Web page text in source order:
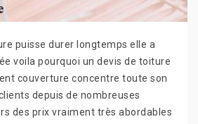
puisse durer longtemps elle a
voila pourquoi un devis de toiture
couverture concentre toute son
depuis de nombreuses
des prix vraiment très abordables